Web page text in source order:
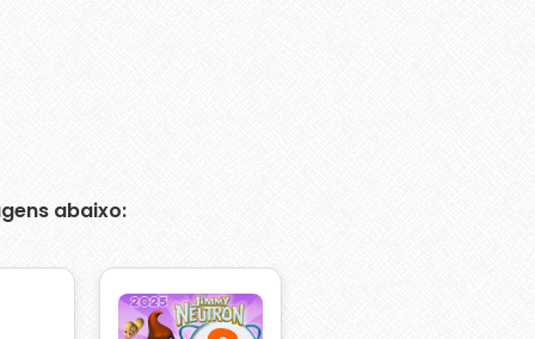
abaixo: